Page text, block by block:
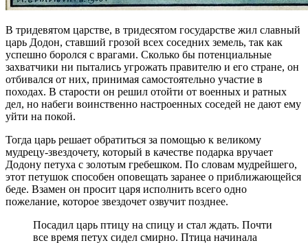
В тридевятом царстве, в тридесятом государстве жил славный
царь Додон, ставший грозой всех соседних земель, так как
успешно боролся с врагами. Сколько бы потенциальные
захватчики ни пытались угрожать правителю и его стране, он
отбивался от них, принимая самостоятельно участие в
походах. В старости он решил отойти от военных и ратных
дел, но набеги воинственно настроенных соседей не дают ему
уйти на покой.
Тогда царь решает обратиться за помощью к великому
мудрецу-звездочету, который в качестве подарка вручает
Додону петуха с золотым гребешком. По словам мудрейшего,
этот петушок способен оповещать заранее о приближающейся
беде. Взамен он просит царя исполнить всего одно
пожелание, которое звездочет озвучит позднее.
Посадил царь птицу на спицу и стал ждать. Почти
все время петух сидел смирно. Птица начинала